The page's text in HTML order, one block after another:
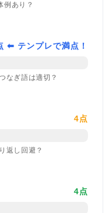
例あり？
⬅ テンプレで満点！
なぎ語は適切？
4点
返し回避？
4点